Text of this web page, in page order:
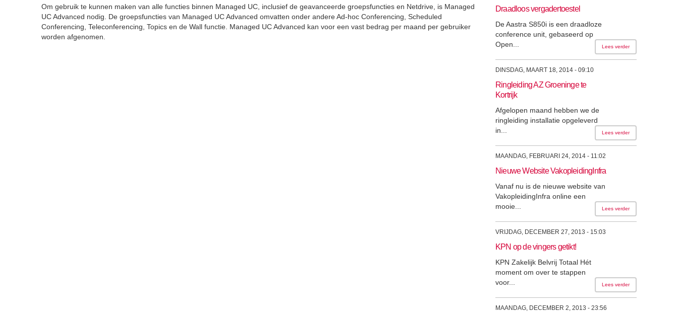
Om gebruik te kunnen maken van alle functies binnen Managed UC, inclusief de geavanceerde groepsfuncties en Netdrive, is Managed
UC Advanced nodig. De groepsfuncties van Managed UC Advanced omvatten onder andere Ad-hoc Conferencing, Scheduled
Conferencing, Teleconferencing, Topics en de Wall functie. Managed UC Advanced kan voor een vast bedrag per maand per gebruiker
worden afgenomen.
Draadloos vergadertoestel
De Aastra S850i is een draadloze
conference unit, gebaseerd op
Open...
Lees verder
DINSDAG, MAART 18, 2014 - 09:10
Ringleiding AZ Groeninge te
Kortrijk
Afgelopen maand hebben we de
ringleiding installatie opgeleverd
in...
Lees verder
MAANDAG, FEBRUARI 24, 2014 - 11:02
Nieuwe Website VakopleidingInfra
Vanaf nu is de nieuwe website van
VakopleidingInfra online een
mooie...
Lees verder
VRIJDAG, DECEMBER 27, 2013 - 15:03
KPN op de vingers getikt!
KPN Zakelijk Belvrij Totaal Hét
moment om over te stappen
voor...
Lees verder
MAANDAG, DECEMBER 2, 2013 - 23:56